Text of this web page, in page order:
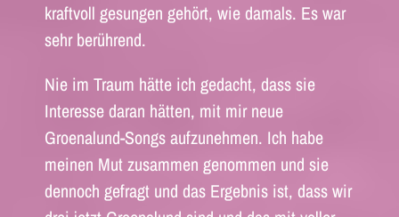
kraftvoll gesungen gehört, wie damals. Es war
sehr berührend.
Nie im Traum hätte ich gedacht, dass sie
Interesse daran hätten, mit mir neue
Groenalund-Songs aufzunehmen. Ich habe
meinen Mut zusammen genommen und sie
dennoch gefragt und das Ergebnis ist, dass wir